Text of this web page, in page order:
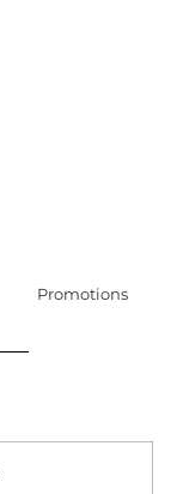
Promotions